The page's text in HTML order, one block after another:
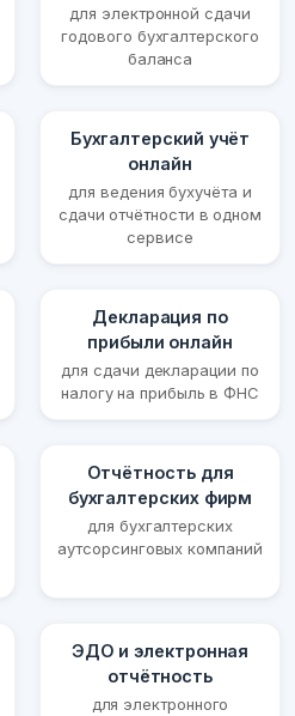
для электронной сдачи
годового бухгалтерского
баланса
Бухгалтерский учёт
онлайн
для ведения бухучёта и
сдачи отчётности в одном
сервисе
Декларация по
прибыли онлайн
для сдачи декларации по
налогу на прибыль в ФНС
Отчётность для
бухгалтерских фирм
для бухгалтерских
аутсорсинговых компаний
ЭДО и электронная
отчётность
для электронного